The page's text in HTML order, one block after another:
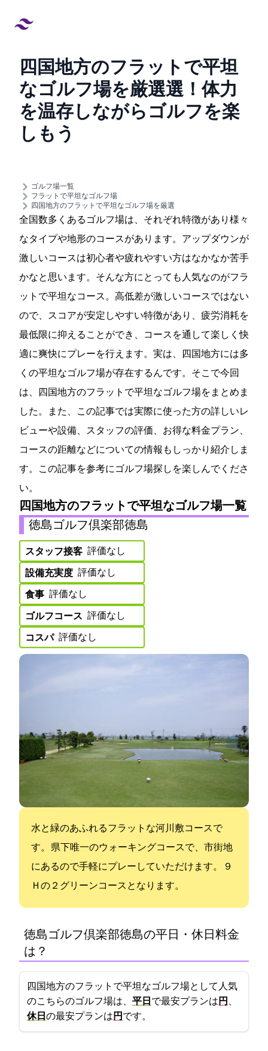
四国地方のフラットで平坦
なゴルフ場を厳選12選！体力
を温存しながらゴルフを楽
しもう
ゴルフ場一覧
フラットで平坦なゴルフ場
四国地方のフラットで平坦なゴルフ場を厳選
全国数多くあるゴルフ場は、それぞれ特徴があり様々
なタイプや地形のコースがあります。アップダウンが
激しいコースは初心者や疲れやすい方はなかなか苦手
かなと思います。そんな方にとっても人気なのがフラ
ットで平坦なコース。高低差が激しいコースではない
ので、スコアが安定しやすい特徴があり、疲労消耗を
最低限に抑えることができ、コースを通して楽しく快
適に爽快にプレーを行えます。実は、四国地方には多
くの平坦なゴルフ場が存在するんです。そこで今回
は、四国地方のフラットで平坦なゴルフ場をまとめま
した。また、この記事では実際に使った方の詳しいレ
ビューや設備、スタッフの評価、お得な料金プラン、
コースの距離などについての情報もしっかり紹介しま
す。この記事を参考にゴルフ場探しを楽しんでくださ
い。
四国地方のフラットで平坦なゴルフ場一覧
徳島ゴルフ倶楽部(徳島GC)
スタッフ接客: 評価なし
設備充実度: 評価なし
食事: 評価なし
ゴルフコース: 評価なし
コスパ: 評価なし
水と緑のあふれるフラットな河川敷コースで
す。 県下唯一のウォーキングコースで、市街地
にあるので手軽にプレーしていただけます。 ９
Ｈの２グリーンコースとなります。
徳島ゴルフ倶楽部(徳島GC)の平日・休日料金
は？
四国地方のフラットで平坦なゴルフ場として人気
のこちらのゴルフ場は、 平日 で最安プランは 2750円 、
休日 の最安プランは 2950円 です。